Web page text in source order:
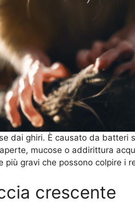
dai ghiri. È causato da batteri
mucose o addirittura
più gravi che possono colpire i
crescente